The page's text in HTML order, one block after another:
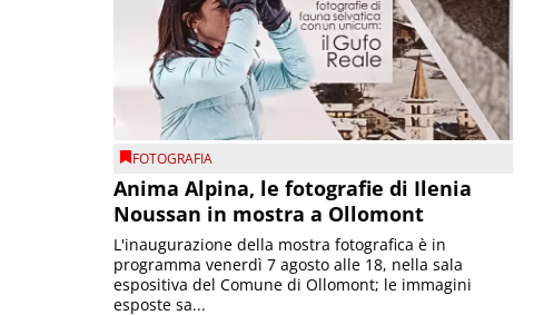
FOTOGRAFIA
Anima Alpina, le fotografie di Ilenia
Noussan in mostra a Ollomont
L'inaugurazione della mostra fotografica è in
programma venerdì 7 agosto alle 18, nella sala
espositiva del Comune di Ollomont; le immagini
esposte sa...